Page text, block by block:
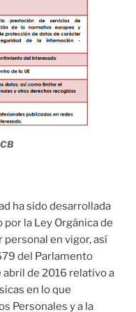
ha sido desarrollada
la Ley Orgánica de
en vigor, así
del Parlamento
abril de 2016 relativo a
en lo que
Personales y a la